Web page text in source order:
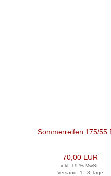
Sommerreifen 175/55
70,00 EUR
inkl. 19 % MwSt.
Versand: 1 - 3 Tage